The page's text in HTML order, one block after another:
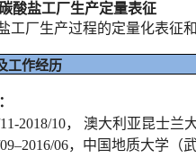
酸盐工厂生产定量表征
工厂生产过程的定量化表征
工作经历
11-2018/10， 澳大利亚昆士
09–2016/06，中国地质大学